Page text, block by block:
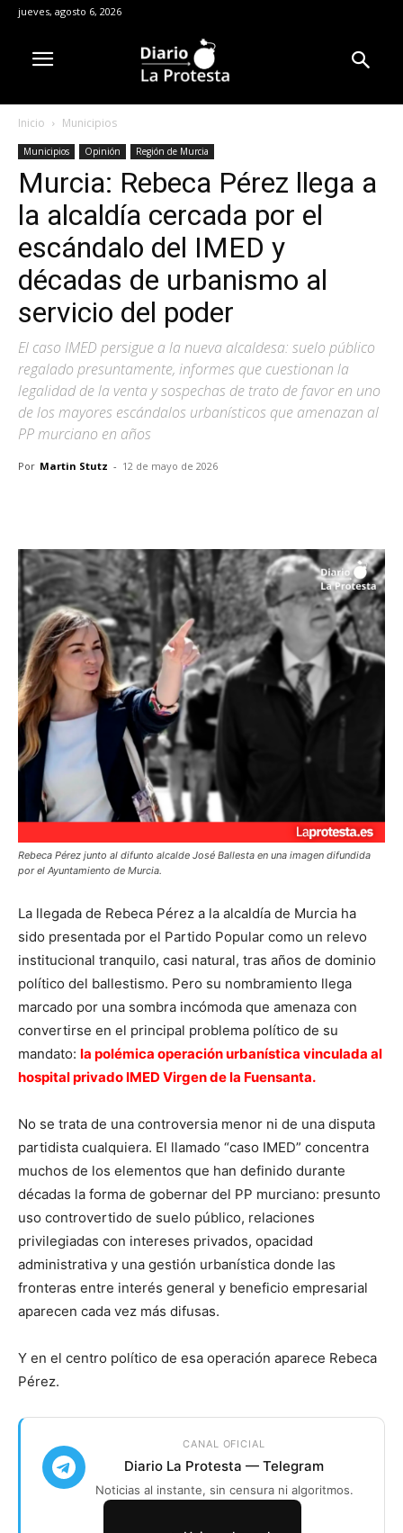
jueves, agosto 6, 2026
Inicio Municipios
Municipios Opinión Región de Murcia
Murcia: Rebeca Pérez llega a
la alcaldía cercada por el
escándalo del IMED y
décadas de urbanismo al
servicio del poder
El caso IMED persigue a la nueva alcaldesa: suelo público
regalado presuntamente, informes que cuestionan la
legalidad de la venta y sospechas de trato de favor en uno
de los mayores escándalos urbanísticos que amenazan al
PP murciano en años
Por Martin Stutz - 12 de mayo de 2026
Rebeca Pérez junto al difunto alcalde José Ballesta en una imagen difundida
por el Ayuntamiento de Murcia.
La llegada de Rebeca Pérez a la alcaldía de Murcia ha
sido presentada por el Partido Popular como un relevo
institucional tranquilo, casi natural, tras años de dominio
político del ballestismo. Pero su nombramiento llega
marcado por una sombra incómoda que amenaza con
convertirse en el principal problema político de su
mandato: la polémica operación urbanística vinculada al
hospital privado IMED Virgen de la Fuensanta.
No se trata de una controversia menor ni de una disputa
partidista cualquiera. El llamado “caso IMED” concentra
muchos de los elementos que han definido durante
décadas la forma de gobernar del PP murciano: presunto
uso controvertido de suelo público, relaciones
privilegiadas con intereses privados, opacidad
administrativa y una gestión urbanística donde las
fronteras entre interés general y beneficio empresarial
aparecen cada vez más difusas.
Y en el centro político de esa operación aparece Rebeca
Pérez.
CANAL OFICIAL
Diario La Protesta — Telegram
Noticias al instante, sin censura ni algoritmos.